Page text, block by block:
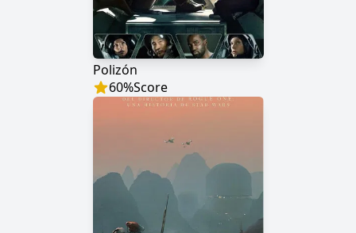
Polizón
60%Score